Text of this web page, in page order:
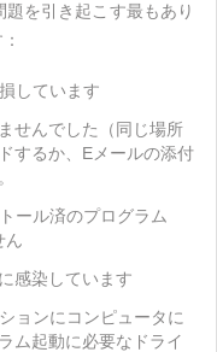
を引き起こす最もあり
しています
せんでした（同じ場所
するか、Eメールの添付
ール済のプログラム
ん
感染しています
ョンにコンピュータに
ム起動に必要なドライ